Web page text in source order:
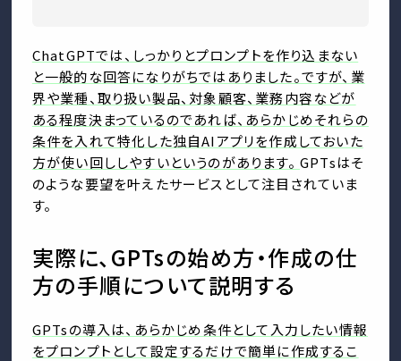
ChatGPTでは、しっかりとプロンプトを作り込まない
と一般的な回答になりがちではありました。ですが、業
界や業種、取り扱い製品、対象顧客、業務内容などが
ある程度決まっているのであれば、あらかじめそれらの
条件を入れて特化した独自AIアプリを作成しておいた
方が使い回ししやすいというのがあります。GPTsはそ
のような要望を叶えたサービスとして注目されていま
す。
実際に、GPTsの始め方・作成の仕
方の手順について説明する
GPTsの導入は、あらかじめ条件として入力したい情報
をプロンプトとして設定するだけで簡単に作成するこ